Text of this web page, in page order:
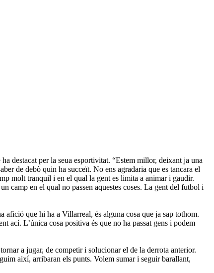
destacat per la seua esportivitat. “Estem millor, deixant ja una
de debò quin ha succeït. No ens agradaria que es tancara el
molt tranquil i en el qual la gent es limita a animar i gaudir.
camp en el qual no passen aquestes coses. La gent del futbol i
afició que hi ha a Villarreal, és alguna cosa que ja sap tothom.
ací. L’única cosa positiva és que no ha passat gens i podem
a jugar, de competir i solucionar el de la derrota anterior.
així, arribaran els punts. Volem sumar i seguir barallant,